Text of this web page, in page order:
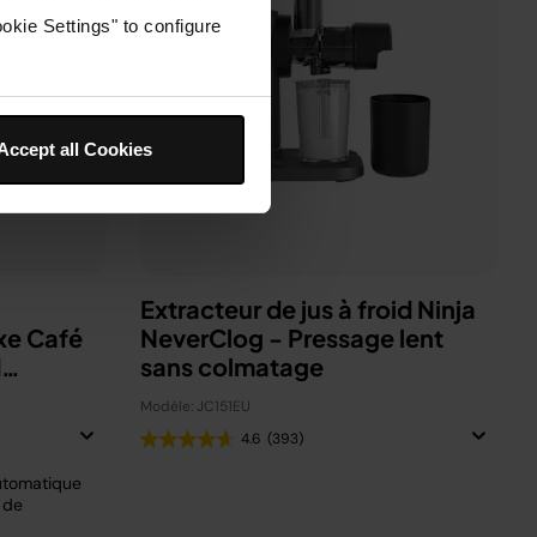
Settings" to configure
all Cookies
Café
Extracteur de jus à froid Ninja
NeverClog - Pressage lent
sans colmatage
Modèle: JC151EU
4.6 (393)